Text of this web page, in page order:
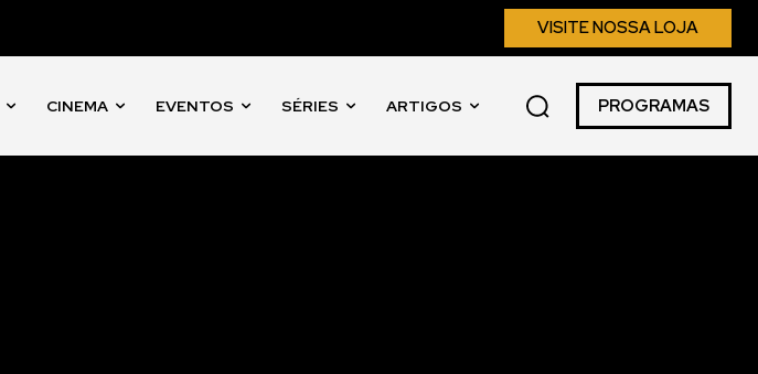
VISITE NOSSA LOJA
CINEMA EVENTOS SÉRIES ARTIGOS PROGRAMAS